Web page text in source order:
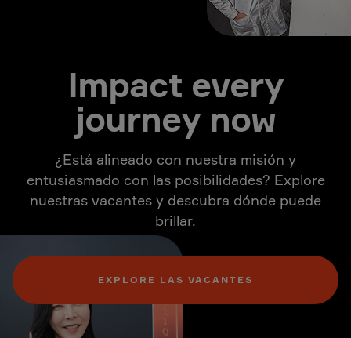
Impact every
journey now
¿Está alineado con nuestra misión y
entusiasmado con las posibilidades? Explore
nuestras vacantes y descubra dónde puede
brillar.
EXPLORE LAS VACANTES